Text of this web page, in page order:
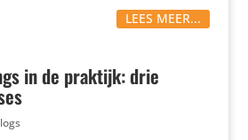
LEES MEER...
in de praktijk: drie